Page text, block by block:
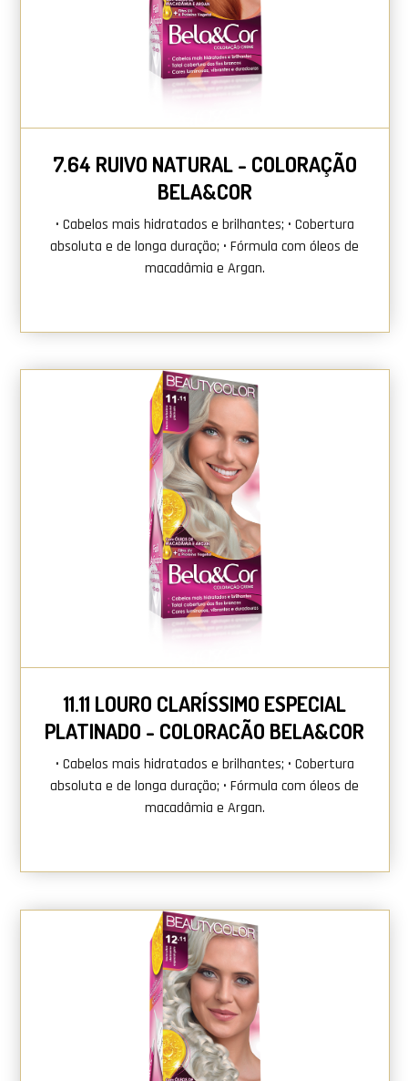
7.64 RUIVO NATURAL - COLORAÇÃO
BELA&COR
• Cabelos mais hidratados e brilhantes; • Cobertura
absoluta e de longa duração; • Fórmula com óleos de
macadâmia e Argan.
11.11 LOURO CLARÍSSIMO ESPECIAL
PLATINADO - COLORAÇÃO BELA&COR
• Cabelos mais hidratados e brilhantes; • Cobertura
absoluta e de longa duração; • Fórmula com óleos de
macadâmia e Argan.